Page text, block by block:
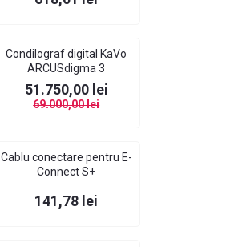
Condilograf digital KaVo
ARCUSdigma 3
Pret
51.750,00 leiPret de baza
69.000,00 lei
Cablu conectare pentru E-
Connect S+
Pret
141,78 lei